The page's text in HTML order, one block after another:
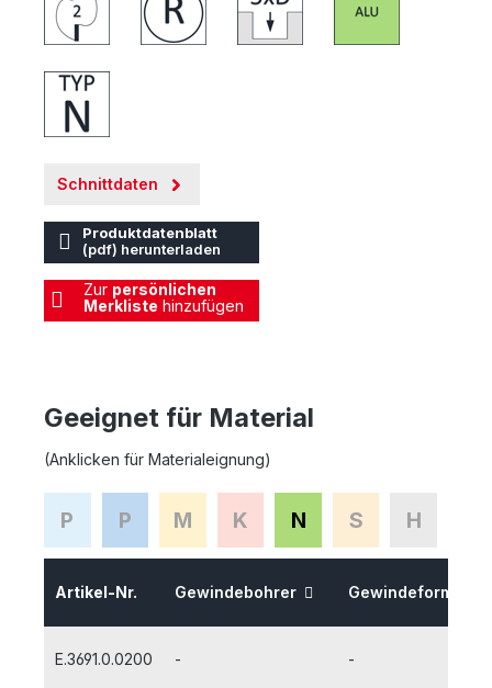
Schnittdaten
Produktdatenblatt
(pdf) herunterladen
Zur persönlichen
Merkliste hinzufügen
Geeignet für Material
(Anklicken für Materialeignung)
P P M K N S H
Artikel-Nr. Gewindebohrer Gewindeformer
E.3691.0.0200 - -